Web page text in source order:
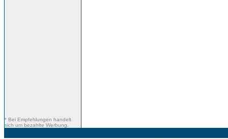
* Bei Empfehlungen handelt
sich um bezahlte Werbung.